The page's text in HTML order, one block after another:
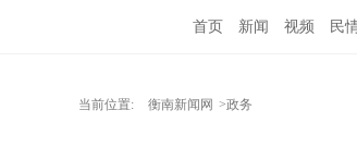
首页 新闻 视频 民
当前位置: 衡南新闻网 >政务